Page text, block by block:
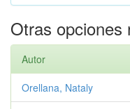
Otras opciones
Autor
Orellana, Nataly